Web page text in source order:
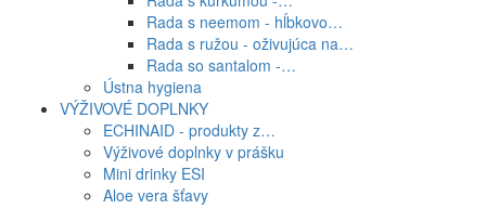
Rada s neemom - hĺbkovo…
Rada s ružou - oživujúca na…
Rada so santalom -…
Ústna hygiena
VÝŽIVOVÉ DOPLNKY
ECHINAID - produkty z…
Výživové doplnky v prášku
Mini drinky ESI
Aloe vera šťavy